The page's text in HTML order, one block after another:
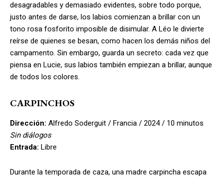
desagradables y demasiado evidentes, sobre todo porque,
justo antes de darse, los labios comienzan a brillar con un
tono rosa fosforito imposible de disimular. A Léo le divierte
reírse de quienes se besan, como hacen los demás niños del
campamento. Sin embargo, guarda un secreto: cada vez que
piensa en Lucie, sus labios también empiezan a brillar, aunque
de todos los colores.
CARPINCHOS
Dirección: Alfredo Soderguit / Francia / 2024 / 10 minutos
Sin diálogos
Entrada: Libre
Durante la temporada de caza, una madre carpincha escapa